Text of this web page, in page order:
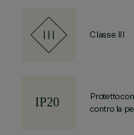
Classe III
Protetto
contro la